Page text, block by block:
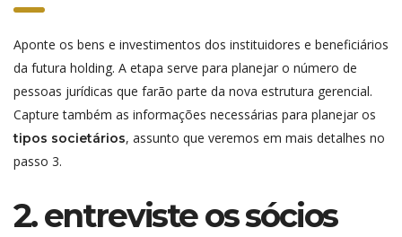
Aponte os bens e investimentos dos instituidores e beneficiários
da futura holding. A etapa serve para planejar o número de
pessoas jurídicas que farão parte da nova estrutura gerencial.
Capture também as informações necessárias para planejar os
tipos societários, assunto que veremos em mais detalhes no
passo 3.
2. entreviste os sócios